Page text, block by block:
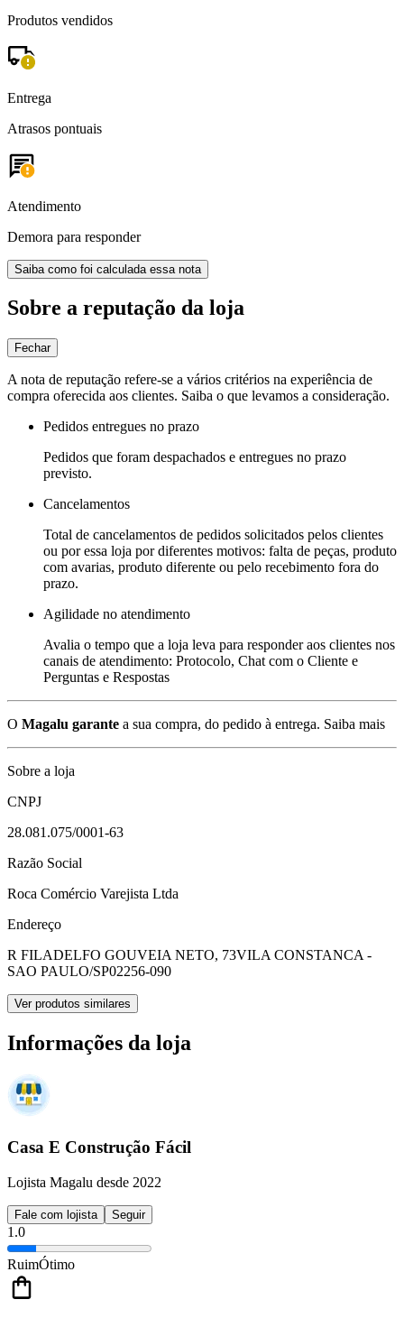
Produtos vendidos
Entrega
Atrasos pontuais
Atendimento
Demora para responder
Saiba como foi calculada essa nota
Sobre a reputação da loja
Fechar
A nota de reputação refere-se a vários critérios na experiência de
compra oferecida aos clientes. Saiba o que levamos a consideração.
Pedidos entregues no prazo
Pedidos que foram despachados e entregues no prazo
previsto.
Cancelamentos
Total de cancelamentos de pedidos solicitados pelos clientes
ou por essa loja por diferentes motivos: falta de peças, produto
com avarias, produto diferente ou pelo recebimento fora do
prazo.
Agilidade no atendimento
Avalia o tempo que a loja leva para responder aos clientes nos
canais de atendimento: Protocolo, Chat com o Cliente e
Perguntas e Respostas
O Magalu garante a sua compra, do pedido à entrega. Saiba mais
Sobre a loja
CNPJ
28.081.075/0001-63
Razão Social
Roca Comércio Varejista Ltda
Endereço
R FILADELFO GOUVEIA NETO, 73VILA CONSTANCA -
SAO PAULO/SP02256-090
Ver produtos similares
Informações da loja
Casa E Construção Fácil
Lojista Magalu desde 2022
Fale com lojista Seguir
1.0
RuimÓtimo